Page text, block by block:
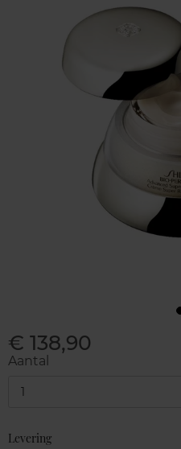
€ 138,90
Aantal
1
Levering